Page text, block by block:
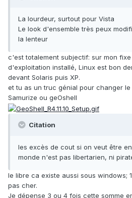
La lourdeur, surtout pour Vista
Le look d'ensemble très peux
la lenteur
c'est totalement subjectif: sur mon
d'exploitation installé, Linux est bon
devant Solaris puis XP.
et tu as un truc génial pour changer
Samurize ou geOshell
Citation
les excès de cout si on veut être
monde n'est pas libertarien, ni
le libre ca existe aussi sous windows;
pas cher.
Je dépense 3 ou 4 fois cette somme